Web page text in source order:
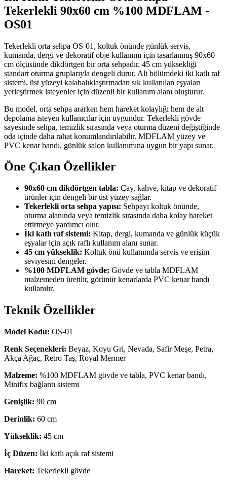
Tekerlekli 90x60 cm %100 MDFLAM -
OS01
Tekerlekli orta sehpa OS-01, koltuk önünde günlük servis,
kumanda, dergi ve dekoratif obje kullanımı için tasarlanmış 90x60
cm ölçüsünde dikdörtgen bir orta sehpadır. 45 cm yüksekliği
standart oturma gruplarıyla dengeli durur. Alt bölümdeki iki katlı raf
sistemi, üst yüzeyi kalabalıklaştırmadan sık kullanılan eşyaları
yerleştirmek isteyenler için düzenli bir kullanım alanı oluşturur.
Bu model, orta sehpa ararken hem hareket kolaylığı hem de alt
depolama isteyen kullanıcılar için uygundur. Tekerlekli gövde
sayesinde sehpa, temizlik sırasında veya oturma düzeni değiştiğinde
oda içinde daha rahat konumlandırılabilir. MDFLAM yüzey ve
PVC kenar bandı, günlük salon kullanımına uygun bir yapı sunar.
Öne Çıkan Özellikler
90x60 cm dikdörtgen tabla: Çay, kahve, kitap ve dekoratif
ürünler için dengeli bir üst yüzey sağlar.
Tekerlekli orta sehpa yapısı: Sehpayı koltuk önünde,
oturma alanında veya temizlik sırasında daha kolay hareket
ettirmeye yardımcı olur.
İki katlı raf sistemi: Kitap, dergi, kumanda ve günlük küçük
eşyalar için açık raflı kullanım alanı sunar.
45 cm yükseklik: Koltuk önü kullanımda servis ve erişim
seviyesini dengeler.
%100 MDFLAM gövde: Gövde ve tabla MDFLAM
malzemeden üretilir, görünür kenarlarda PVC kenar bandı
kullanılır.
Teknik Özellikler
Model Kodu: OS-01
Renk Seçenekleri: Beyaz, Koyu Gri, Nevada, Safir Meşe, Petra,
Akça Ağaç, Retro Taş, Royal Mermer
Malzeme: %100 MDFLAM gövde ve tabla, PVC kenar bandı,
Minifix bağlantı sistemi
Genişlik: 90 cm
Derinlik: 60 cm
Yükseklik: 45 cm
İç Düzen: İki katlı açık raf sistemi
Hareket: Tekerlekli gövde